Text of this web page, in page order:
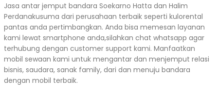
Jasa antar jemput bandara Soekarno Hatta dan Halim
Perdanakusuma dari perusahaan terbaik seperti kulorental
pantas anda pertimbangkan. Anda bisa memesan layanan
kami lewat smartphone anda,silahkan chat whatsapp agar
terhubung dengan customer support kami. Manfaatkan
mobil sewaan kami untuk mengantar dan menjemput relasi
bisnis, saudara, sanak family, dari dan menuju bandara
dengan mobil terbaik.